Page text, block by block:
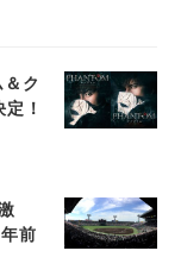
ク
！
前